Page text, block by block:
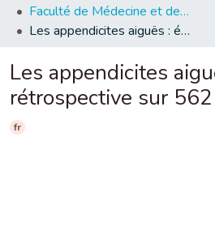
Faculté de Médecine et de Pharmacie - Marrakech
Les appendicites aiguës : étude rétrospective sur 562 cas
Les appendicites
rétrospective sur
fr